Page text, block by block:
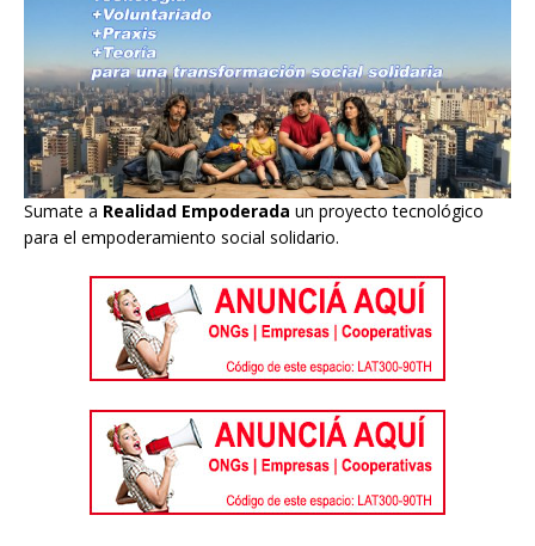
Sumate a Realidad Empoderada un proyecto tecnológico
para el empoderamiento social solidario.